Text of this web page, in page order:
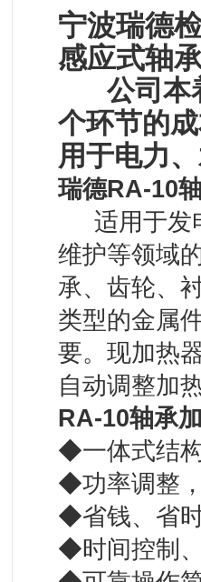
宁波瑞德
感应式轴
公司本
个环节的
用于电力
瑞德RA-10
适用于发
维护等领域
承、齿轮、
类型的金属
要。 现加热
自动调整加
RA-10轴承
◆一体式结
◆功率调整
◆省钱、省
◆时间控制